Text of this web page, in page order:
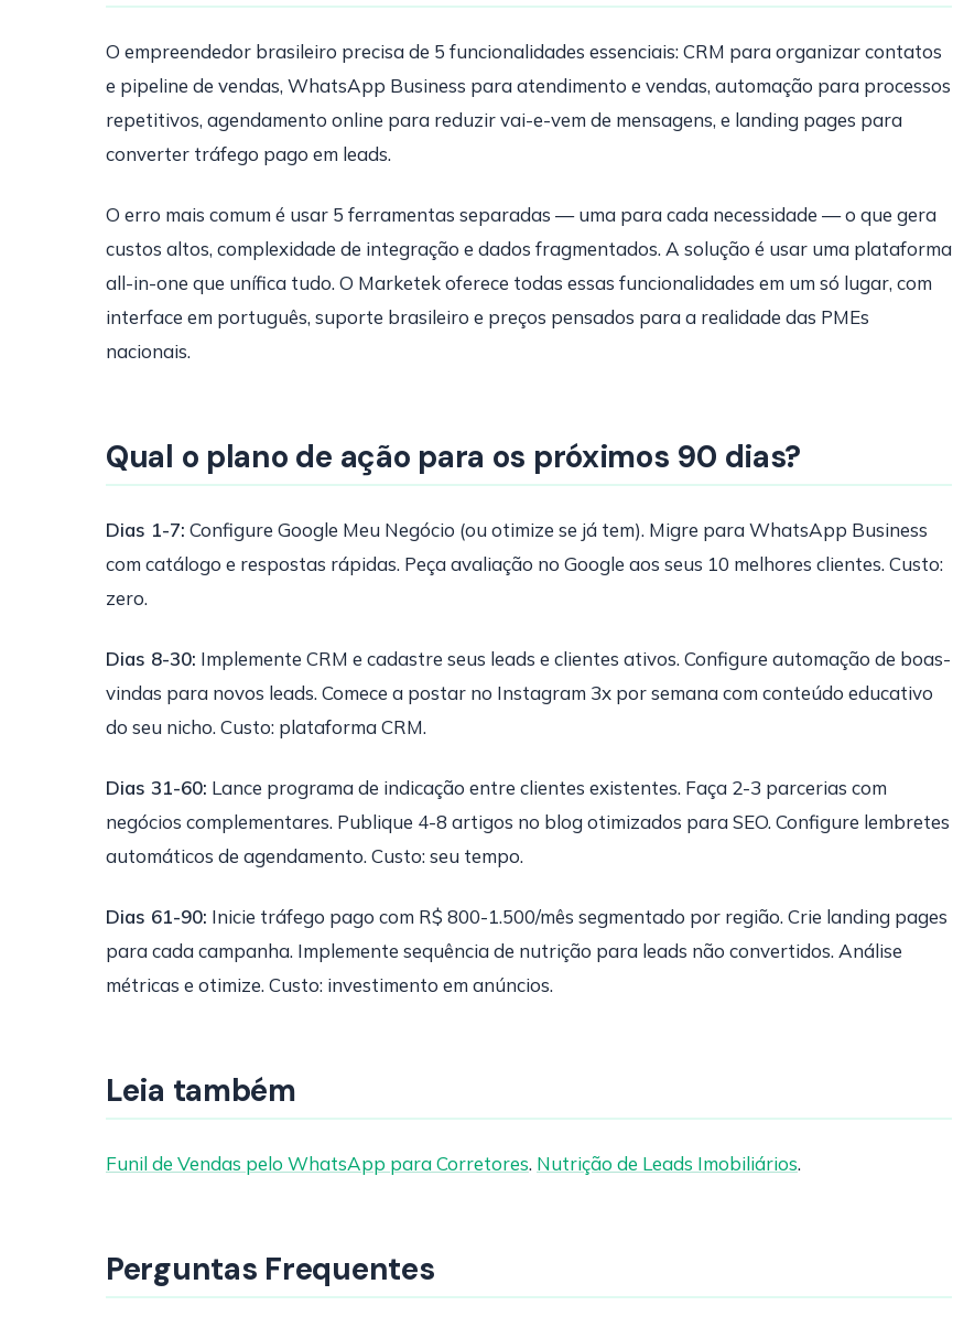
O empreendedor brasileiro precisa de 5 funcionalidades essenciais: CRM para organizar contatos
e pipeline de vendas, WhatsApp Business para atendimento e vendas, automação para processos
repetitivos, agendamento online para reduzir vai-e-vem de mensagens, e landing pages para
converter tráfego pago em leads.
O erro mais comum é usar 5 ferramentas separadas — uma para cada necessidade — o que gera
custos altos, complexidade de integração e dados fragmentados. A solução é usar uma plataforma
all-in-one que unífica tudo. O Marketek oferece todas essas funcionalidades em um só lugar, com
interface em português, suporte brasileiro e preços pensados para a realidade das PMEs
nacionais.
Qual o plano de ação para os próximos 90 dias?
Dias 1-7: Configure Google Meu Negócio (ou otimize se já tem). Migre para WhatsApp Business
com catálogo e respostas rápidas. Peça avaliação no Google aos seus 10 melhores clientes. Custo:
zero.
Dias 8-30: Implemente CRM e cadastre seus leads e clientes ativos. Configure automação de boas-
vindas para novos leads. Comece a postar no Instagram 3x por semana com conteúdo educativo
do seu nicho. Custo: plataforma CRM.
Dias 31-60: Lance programa de indicação entre clientes existentes. Faça 2-3 parcerias com
negócios complementares. Publique 4-8 artigos no blog otimizados para SEO. Configure lembretes
automáticos de agendamento. Custo: seu tempo.
Dias 61-90: Inicie tráfego pago com R$ 800-1.500/mês segmentado por região. Crie landing pages
para cada campanha. Implemente sequência de nutrição para leads não convertidos. Análise
métricas e otimize. Custo: investimento em anúncios.
Leia também
Funil de Vendas pelo WhatsApp para Corretores. Nutrição de Leads Imobiliários.
Perguntas Frequentes